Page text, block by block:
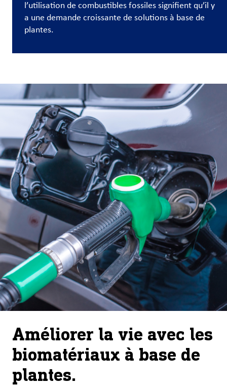
Culture
et
carrières
Nous
Connexion
du client
Approvisionnement
Investisseurs
l’utilisation de combustibles fossiles signifient qu’il y
a une demande croissante de solutions à base de
plantes.
Améliorer la vie avec les
biomatériaux à base de
plantes.